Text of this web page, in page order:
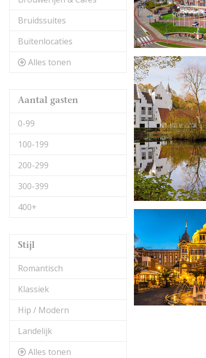
Bruidssuites
Buitenlocaties
Alles tonen
Aantal gasten
0-99
100-199
200-299
300-399
400+
Stijl
Romantisch
Klassiek
Hip / Modern
Landelijk
Alles tonen